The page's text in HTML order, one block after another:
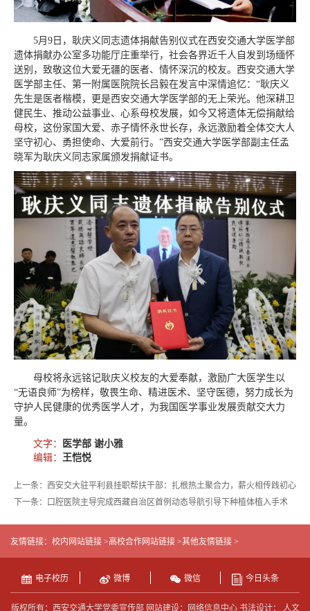
5月9日，耿庆义同志遗体捐献告别仪式在西安交通大学医学部
遗体捐献办公室多功能厅庄重举行，社会各界近千人自发到场缅怀
送别，致敬这位大爱无疆的医者、情怀深沉的校友。西安交通大学
医学部主任、第一附属医院院长吕毅在发言中深情追忆：“耿庆义
先生是医者楷模，更是西安交通大学医学部的无上荣光。他深耕卫
健民生、推动公益事业、心系母校发展，如今又将遗体无偿捐献给
母校，这份家国大爱、赤子情怀永世长存，永远激励着全体交大人
坚守初心、勇担使命、大爱前行。”西安交通大学医学部副主任孟
晓军为耿庆义同志家属颁发捐献证书。
母校将永远铭记耿庆义校友的大爱奉献，激励广大医学生以
“无语良师”为榜样，敬畏生命、精进医术、坚守医德，努力成长为
守护人民健康的优秀医学人才，为我国医学事业发展贡献交大力
量。
文字：
医学部 谢小雅
编辑：
王恺悦
上一条：西安交大驻平利县挂职帮扶干部：扎根热土聚合力，薪火相传践初心
下一条：口腔医院主导完成西藏自治区首例动态导航引导下种植体植入手术
友情链接： 校内网站链接 >高校合作网站链接 >其他友情链接 >
电子校历 微博 微信 今日头条
版权所有：西安交通大学党委宣传部 网站建设：网络信息中心 书法设计： 人文